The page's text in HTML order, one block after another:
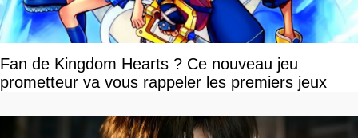
Fan de Kingdom Hearts ? Ce nouveau jeu
prometteur va vous rappeler les premiers jeux